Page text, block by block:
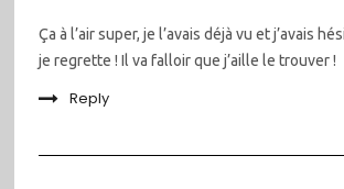
Ça à l’air super, je l’avais déjà vu et j’avais
je regrette ! Il va falloir que j’aille le trouver !
Reply